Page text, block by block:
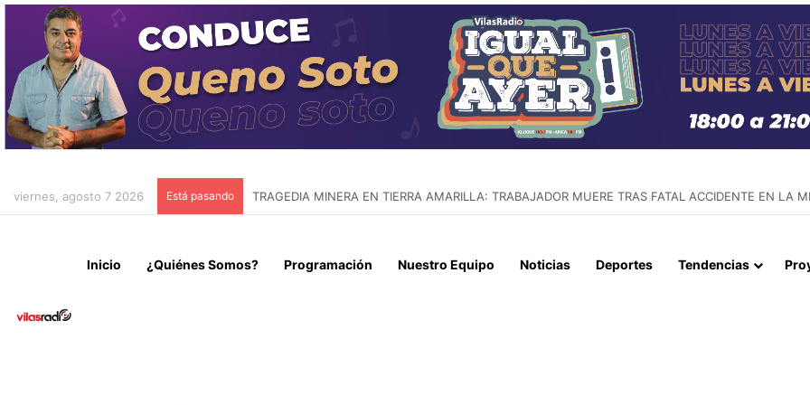
viernes, agosto 7 2026 Está pasando ASÍ FUE LA ESPECTACULAR PERSECUCIÓN EN IQUIQUE QUE TERMINÓ CON UN AUTO
Inicio ¿Quiénes Somos? Programación Nuestro Equipo Noticias Deportes Tendencias